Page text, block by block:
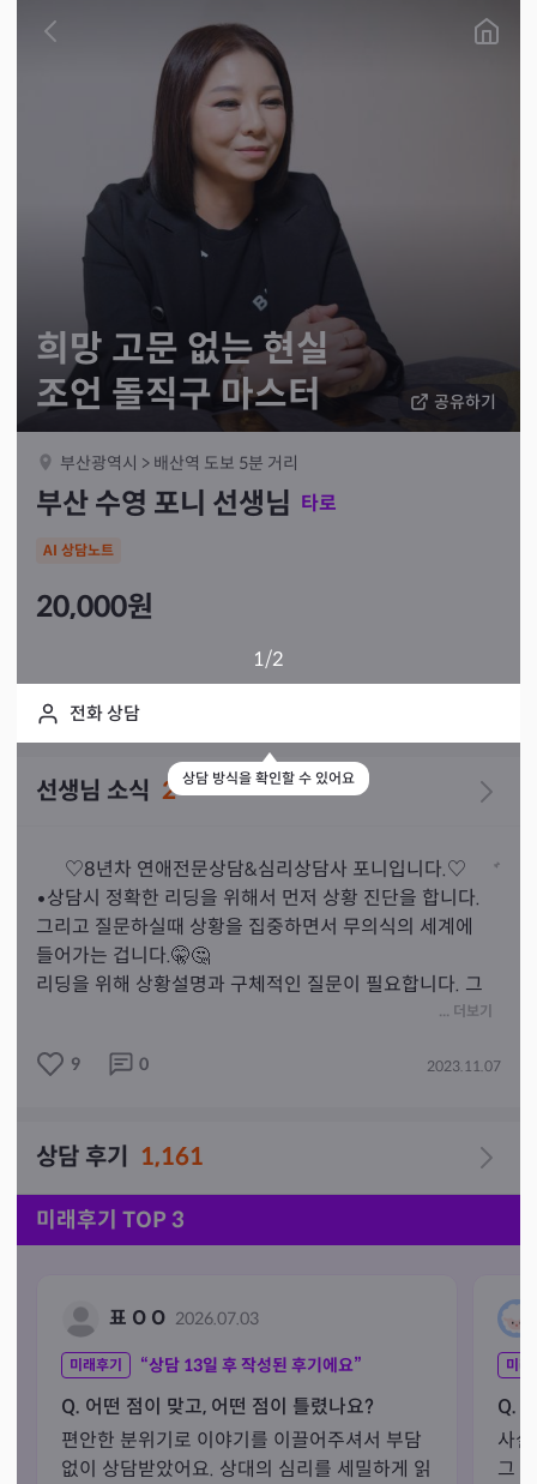
공유하기
희망 고문 없는 현실
조언 돌직구 마스터
부산광역시 > 배산역 도보 5분 거리
부산 수영 포니 선생님 타로
AI 상담노트
20,000원
1/2
전화 상담
상담 방식을 확인할 수 있어요
선생님 소식 2
•상담시 정확한 리딩을 위해서 먼저 상황 진단을 합니다.
그리고 질문하실때 상황을 집중하면서 무의식의 세계에
들어가는 겁니다.🤫🤔
리딩을 위해 상황설명과 구체적인 질문이 필요합니다. 그
과, 위로 보다는 더 필요한 현실적 조언을  바탕으로 상담
신뢰하지 못하고 떠보기 질문하는분, 또는 신점처럼 던지
*합격상담, 불륜 상담 하지않아요~
•타로는  100% 정답인  YES! NO! 가 아닙니다. 에너지의
•타로는 예언이 아니고 조언 입니다. 문제의 긍정적인 방
안을 찾아보는 것이고, 결국 해결은 내담자분의 몫입니다.
•시기 들 물으시는데 날짜대로 100%  흘러가지 않습니
... 더보기
9 0 2023.11.07
상담 후기 1,161
미래후기 TOP 3
표 O O 2026.07.03
미래후기 “상담 13일 후 작성된 후기에요”
Q. 어떤 점이 맞고, 어떤 점이 틀렸나요?
편안한 분위기로 이야기를 이끌어주셔서 부담
없이 상담받았어요. 상대의 심리를 세밀하게 읽
미래
Q.
사
그